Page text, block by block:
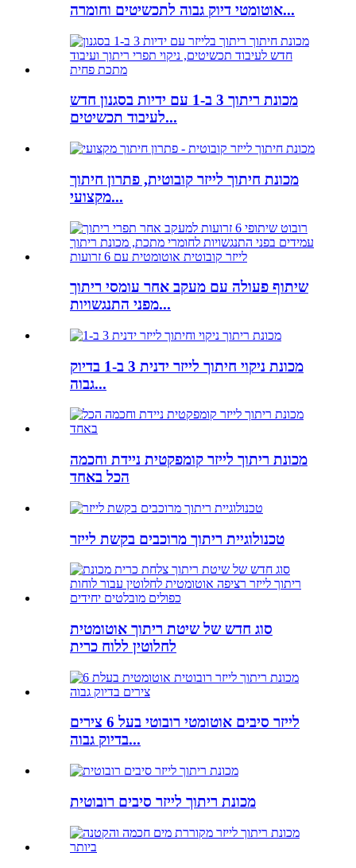
אוטומטי דיוק גבוה לתכשיטים וחומרה...
מכונת ריתוך 3 ב-1 עם ידיות בסגנון חדש
לעיבוד תכשיטים...
מכונת חיתוך לייזר קובוטית, פתרון חיתוך
מקצועי...
שיתוף פעולה עם מעקב אחר עומסי ריתוך
מפני התנגשויות...
מכונת ניקוי חיתוך לייזר ידנית 3 ב-1 בדיוק
גבוה...
מכונת ריתוך לייזר קומפקטית ניידת וחכמה
הכל באחד
טכנולוגיית ריתוך מרוכבים בקשת לייזר
סוג חדש של שיטת ריתוך אוטומטית
לחלוטין ללוח כרית
לייזר סיבים אוטומטי רובוטי בעל 6 צירים
בדיוק גבוה...
מכונת ריתוך לייזר סיבים רובוטית